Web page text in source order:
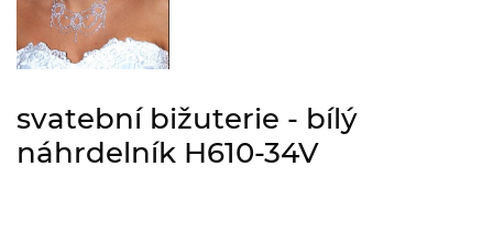
svatební bižuterie - bílý
náhrdelník H610-34V